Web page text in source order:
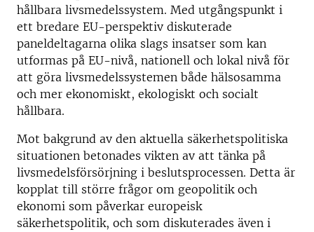
hållbara livsmedelssystem. Med utgångspunkt i
ett bredare EU-perspektiv diskuterade
paneldeltagarna olika slags insatser som kan
utformas på EU-nivå, nationell och lokal nivå för
att göra livsmedelssystemen både hälsosamma
och mer ekonomiskt, ekologiskt och socialt
hållbara.
Mot bakgrund av den aktuella säkerhetspolitiska
situationen betonades vikten av att tänka på
livsmedelsförsörjning i beslutsprocessen. Detta är
kopplat till större frågor om geopolitik och
ekonomi som påverkar europeisk
säkerhetspolitik, och som diskuterades även i